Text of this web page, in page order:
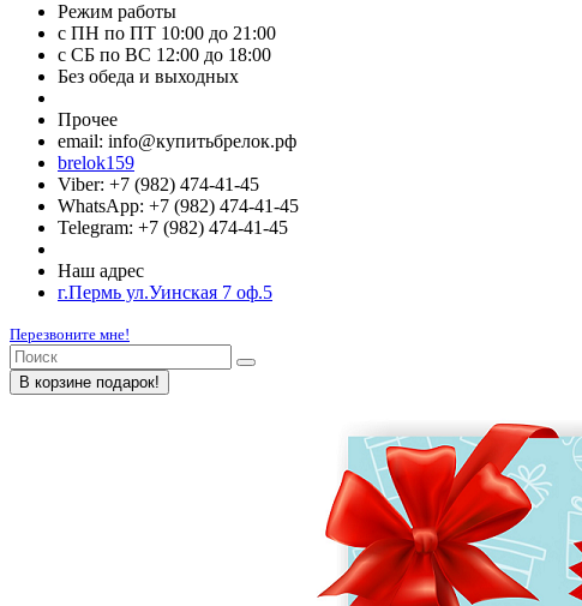
Режим работы
c ПН по ПТ 10:00 до 21:00
c СБ по ВС 12:00 до 18:00
Без обеда и выходных
Прочее
email: info@купитьбрелок.рф
brelok159
Viber: +7 (982) 474-41-45
WhatsApp: +7 (982) 474-41-45
Telegram: +7 (982) 474-41-45
Наш адрес
г.Пермь ул.Уинская 7 оф.5
Перезвоните мне!
В корзине подарок!